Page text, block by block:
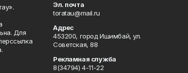
Для
Эл. почта
toratau@mail.ru
Адрес
453200, город Ишимбай, ул.
Советская, 88
Рекламная служба
8(34794) 4-11-22